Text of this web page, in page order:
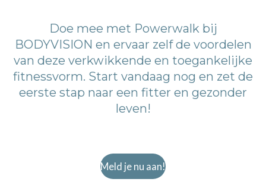
Doe mee met Powerwalk bij
BODYVISION en ervaar zelf de voordelen
van deze verkwikkende en toegankelijke
fitnessvorm. Start vandaag nog en zet de
eerste stap naar een fitter en gezonder
leven!
Meld je nu aan!